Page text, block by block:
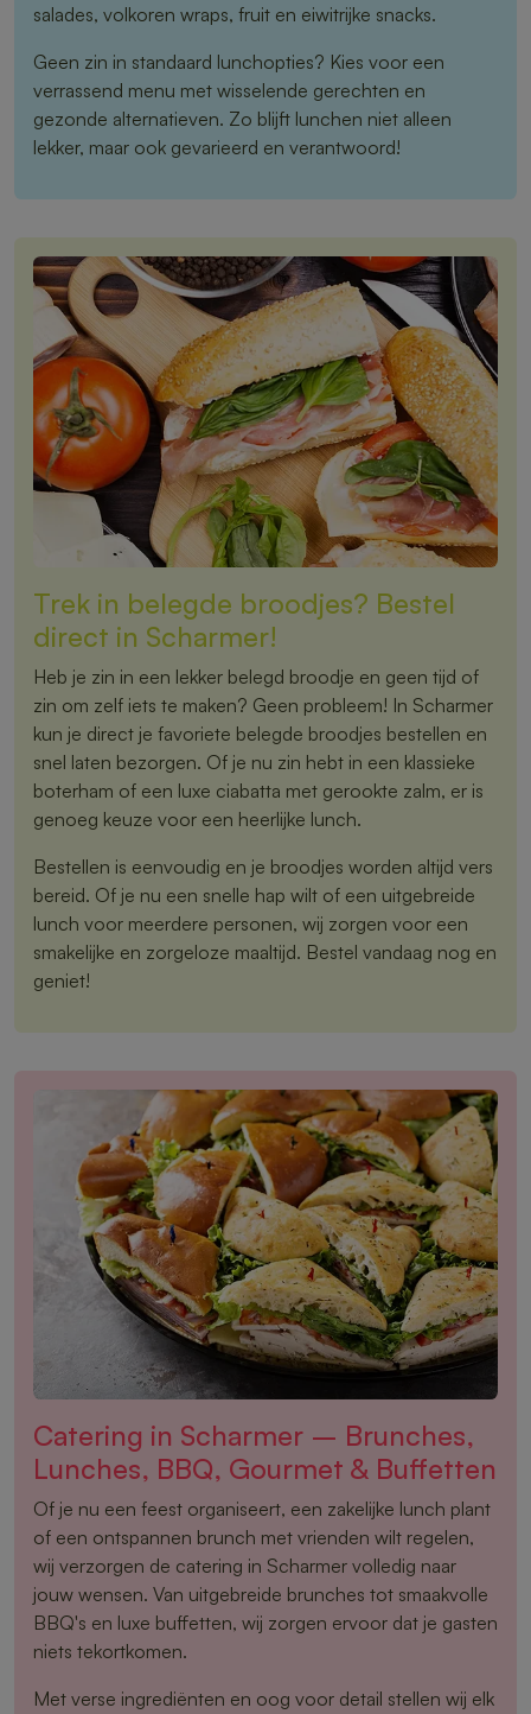
salades, volkoren wraps, fruit en eiwitrijke snacks.
Geen zin in standaard lunchopties? Kies voor een
verrassend menu met wisselende gerechten en
gezonde alternatieven. Zo blijft lunchen niet alleen
lekker, maar ook gevarieerd en verantwoord!
Trek in belegde broodjes? Bestel
direct in Scharmer!
Heb je zin in een lekker belegd broodje en geen tijd of
zin om zelf iets te maken? Geen probleem! In Scharmer
kun je direct je favoriete belegde broodjes bestellen en
snel laten bezorgen. Of je nu zin hebt in een klassieke
boterham of een luxe ciabatta met gerookte zalm, er is
genoeg keuze voor een heerlijke lunch.
Bestellen is eenvoudig en je broodjes worden altijd vers
bereid. Of je nu een snelle hap wilt of een uitgebreide
lunch voor meerdere personen, wij zorgen voor een
smakelijke en zorgeloze maaltijd. Bestel vandaag nog en
geniet!
Catering in Scharmer – Brunches,
Lunches, BBQ, Gourmet & Buffetten
Of je nu een feest organiseert, een zakelijke lunch plant
of een ontspannen brunch met vrienden wilt regelen,
wij verzorgen de catering in Scharmer volledig naar
jouw wensen. Van uitgebreide brunches tot smaakvolle
BBQ's en luxe buffetten, wij zorgen ervoor dat je gasten
niets tekortkomen.
Met verse ingrediënten en oog voor detail stellen wij elk